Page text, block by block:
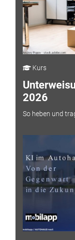
Kurs
2026
So heben und